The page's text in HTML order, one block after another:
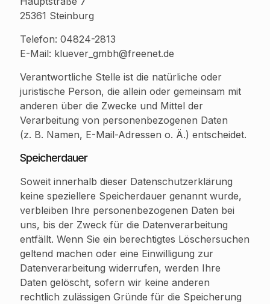
25361 Steinburg
Telefon: 04824-2813
E-Mail: kluever_gmbh@freenet.de
Verantwortliche Stelle ist die natürliche oder
juristische Person, die allein oder gemeinsam mit
anderen über die Zwecke und Mittel der
Verarbeitung von personenbezogenen Daten
(z. B. Namen, E-Mail-Adressen o. Ä.) entscheidet.
Speicherdauer
Soweit innerhalb dieser Datenschutzerklärung
keine speziellere Speicherdauer genannt wurde,
verbleiben Ihre personenbezogenen Daten bei
uns, bis der Zweck für die Datenverarbeitung
entfällt. Wenn Sie ein berechtigtes Löschersuchen
geltend machen oder eine Einwilligung zur
Datenverarbeitung widerrufen, werden Ihre
Daten gelöscht, sofern wir keine anderen
rechtlich zulässigen Gründe für die Speicherung